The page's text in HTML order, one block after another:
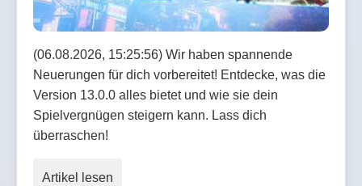
(06.08.2026, 15:25:56) Wir haben spannende
Neuerungen für dich vorbereitet! Entdecke, was die
Version 13.0.0 alles bietet und wie sie dein
Spielvergnügen steigern kann. Lass dich
überraschen!
Artikel lesen